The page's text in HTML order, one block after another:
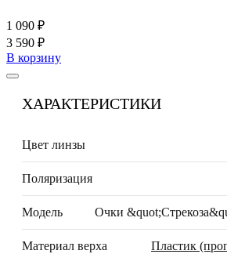
1 090 ₽
3 590 ₽
В корзину
ХАРАКТЕРИСТИКИ
Цвет линзы
Поляризация
Модель Очки
Материал верха Пластик